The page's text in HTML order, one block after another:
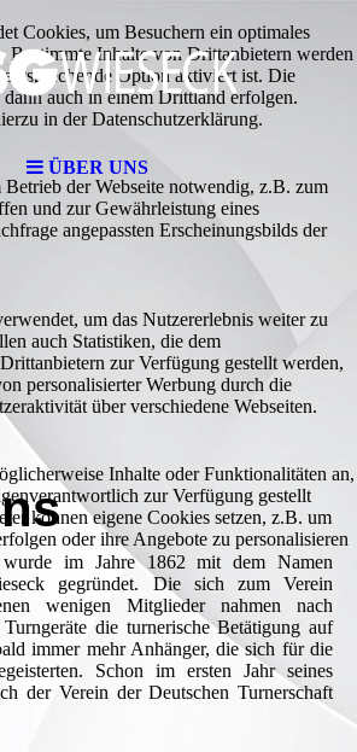
ÜBER UNS
im Jahre 1862 mit dem Namen
gegründet. Die sich zum Verein
wenigen Mitglieder nahmen nach
die turnerische Betätigung auf
immer mehr Anhänger, die sich für die
Schon im ersten Jahr seines
der Verein der Deutschen Turnerschaft
Cookies, um Besuchern ein optimales
Bestimmte Inhalte von Drittanbietern werden
Option aktiviert ist. Die
auch in einem Drittland erfolgen.
in der Datenschutzerklärung.
der Webseite notwendig, z.B. zum
und zur Gewährleistung eines
angepassten Erscheinungsbilds der
um das Nutzererlebnis weiter zu
auch Statistiken, die dem
zur Verfügung gestellt werden,
personalisierter Werbung durch die
über verschiedene Webseiten.
Inhalte oder Funktionalitäten an,
zur Verfügung gestellt
können eigene Cookies setzen, z.B. um
oder ihre Angebote zu personalisieren